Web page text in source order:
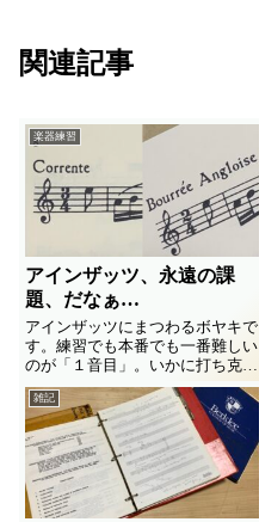
関連記事
楽器練習
アインザッツ、永遠の課
題、だなぁ…
アインザッツにまつわるボヤキで
す。練習でも本番でも一番難しい
のが「１音目」。いかに打ち克つ
べぇか、、ってな。
雑記